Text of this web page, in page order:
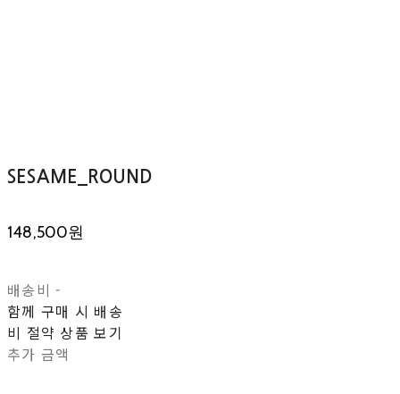
SESAME_ROUND
148,500원
배송비 -
함께 구매 시 배송
비 절약 상품 보기
추가 금액